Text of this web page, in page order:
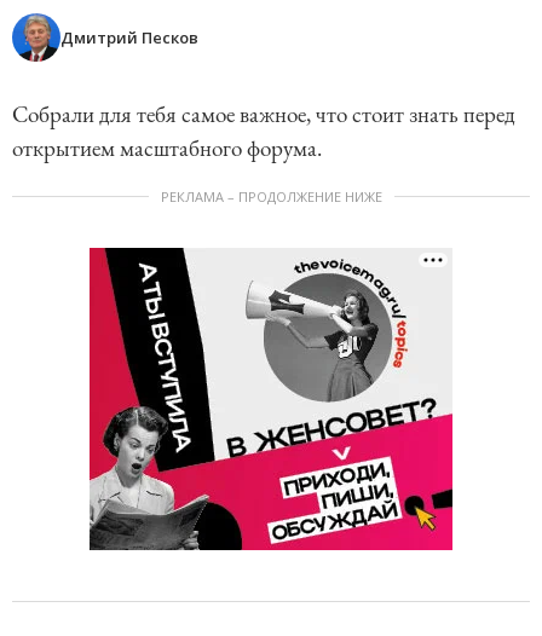
Дмитрий Песков
Собрали для тебя самое важное, что стоит знать перед
открытием масштабного форума.
РЕКЛАМА – ПРОДОЛЖЕНИЕ НИЖЕ